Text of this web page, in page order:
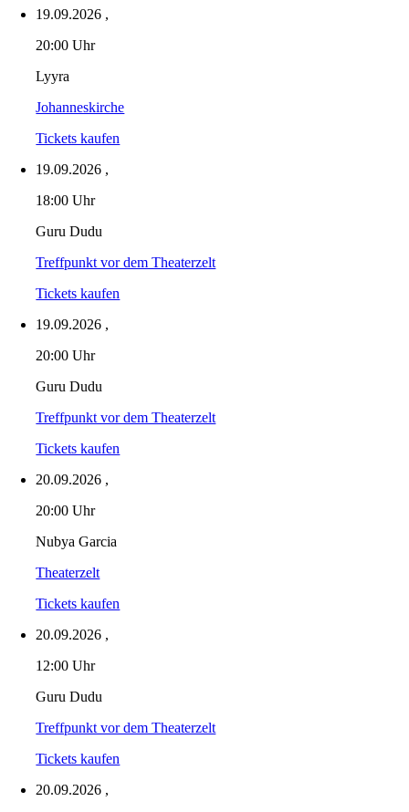
19.09.2026 ,
20:00 Uhr
Lyyra
Johanneskirche
Tickets kaufen
19.09.2026 ,
18:00 Uhr
Guru Dudu
Treffpunkt vor dem Theaterzelt
Tickets kaufen
19.09.2026 ,
20:00 Uhr
Guru Dudu
Treffpunkt vor dem Theaterzelt
Tickets kaufen
20.09.2026 ,
20:00 Uhr
Nubya Garcia
Theaterzelt
Tickets kaufen
20.09.2026 ,
12:00 Uhr
Guru Dudu
Treffpunkt vor dem Theaterzelt
Tickets kaufen
20.09.2026 ,